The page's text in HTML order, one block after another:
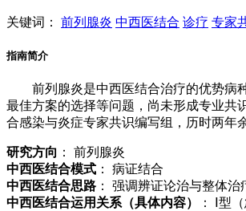
关键词： 前列腺炎 中西医结合 诊疗 专家
指南简介
前列腺炎是中西医结合治疗的优势病
最佳方案的选择等问题，尚未形成专业共
合感染与炎症专家共识编写组，历时两年
研究方向 ： 前列腺炎
中西医结合模式 ： 病证结合
中西医结合思路 ： 强调辨证论治与整体
中西医结合运用关系（具体内容）
： Ⅰ型